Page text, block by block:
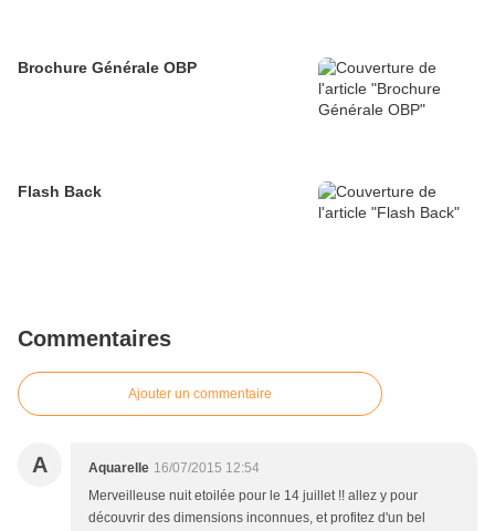
Brochure Générale OBP
Flash Back
Commentaires
Ajouter un commentaire
A Aquarelle 16/07/2015 12:54
Merveilleuse nuit etoilée pour le 14 juillet !! allez y pour
découvrir des dimensions inconnues, et profitez d'un bel